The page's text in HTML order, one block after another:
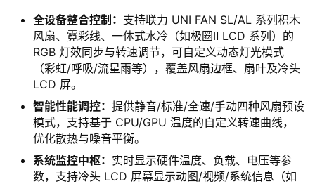
全设备整合控制： 支持联力 UNI FAN SL/AL 系列积木
风扇、霓彩线、一体式水冷（如极圈Ⅱ LCD 系列）的
RGB 灯效同步与转速调节，可自定义动态灯光模式
（彩虹/呼吸/流星雨等），覆盖风扇边框、扇叶及冷头
LCD 屏。
智能性能调控： 提供静音/标准/全速/手动四种风扇预设
模式，支持基于 CPU/GPU 温度的自定义转速曲线，
优化散热与噪音平衡。
系统监控中枢： 实时显示硬件温度、负载、电压等参
数，支持冷头 LCD 屏幕显示动图/视频/系统信息（如